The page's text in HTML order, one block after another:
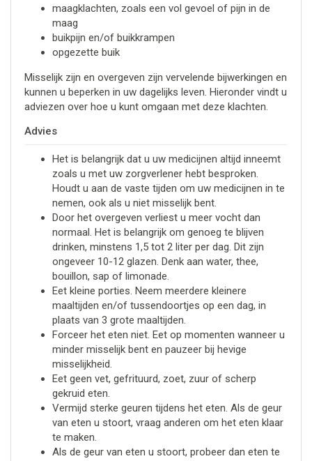
maagklachten, zoals een vol gevoel of pijn in de
maag
buikpijn en/of buikkrampen
opgezette buik
Misselijk zijn en overgeven zijn vervelende bijwerkingen en
kunnen u beperken in uw dagelijks leven. Hieronder vindt u
adviezen over hoe u kunt omgaan met deze klachten.
Advies
Het is belangrijk dat u uw medicijnen altijd inneemt
zoals u met uw zorgverlener hebt besproken.
Houdt u aan de vaste tijden om uw medicijnen in te
nemen, ook als u niet misselijk bent.
Door het overgeven verliest u meer vocht dan
normaal. Het is belangrijk om genoeg te blijven
drinken, minstens 1,5 tot 2 liter per dag. Dit zijn
ongeveer 10-12 glazen. Denk aan water, thee,
bouillon, sap of limonade.
Eet kleine porties. Neem meerdere kleinere
maaltijden en/of tussendoortjes op een dag, in
plaats van 3 grote maaltijden.
Forceer het eten niet. Eet op momenten wanneer u
minder misselijk bent en pauzeer bij hevige
misselijkheid.
Eet geen vet, gefrituurd, zoet, zuur of scherp
gekruid eten.
Vermijd sterke geuren tijdens het eten. Als de geur
van eten u stoort, vraag anderen om het eten klaar
te maken.
Als de geur van eten u stoort, probeer dan eten te